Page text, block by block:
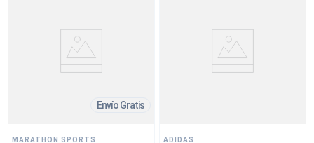
Envío Gratis
MARATHON SPORTS ADIDAS